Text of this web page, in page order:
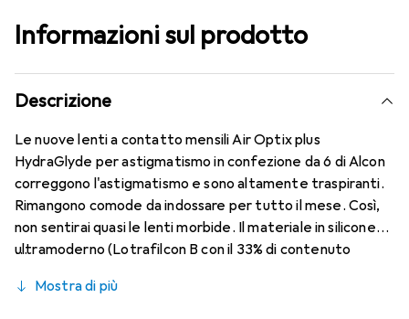
Informazioni sul prodotto
Descrizione
Le nuove lenti a contatto mensili Air Optix plus
HydraGlyde per astigmatismo in confezione da 6 di Alcon
correggono l'astigmatismo e sono altamente traspiranti.
Rimangono comode da indossare per tutto il mese. Così,
non sentirai quasi le lenti morbide. Il materiale in silicone
ultramoderno (Lotrafilcon B con il 33% di contenuto
Moisture Matrix e la nota tecnologia SmartShield,
Mostra di più